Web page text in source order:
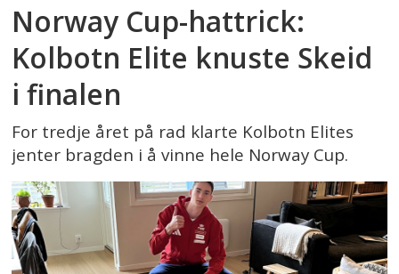
Norway Cup-hattrick:
Kolbotn Elite knuste Skeid
i finalen
For tredje året på rad klarte Kolbotn Elites
jenter bragden i å vinne hele Norway Cup.